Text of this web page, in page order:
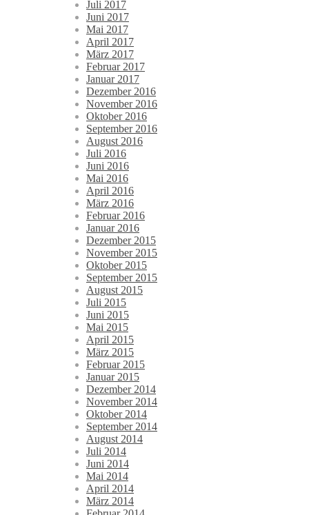
Juli 2017
Juni 2017
Mai 2017
April 2017
März 2017
Februar 2017
Januar 2017
Dezember 2016
November 2016
Oktober 2016
September 2016
August 2016
Juli 2016
Juni 2016
Mai 2016
April 2016
März 2016
Februar 2016
Januar 2016
Dezember 2015
November 2015
Oktober 2015
September 2015
August 2015
Juli 2015
Juni 2015
Mai 2015
April 2015
März 2015
Februar 2015
Januar 2015
Dezember 2014
November 2014
Oktober 2014
September 2014
August 2014
Juli 2014
Juni 2014
Mai 2014
April 2014
März 2014